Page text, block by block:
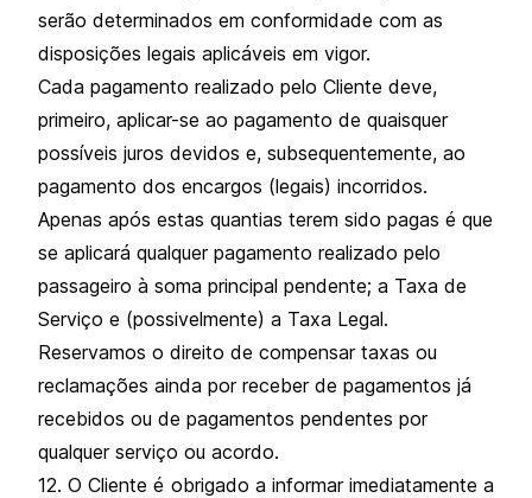
serão determinados em conformidade com as
disposições legais aplicáveis em vigor.
Cada pagamento realizado pelo Cliente deve,
primeiro, aplicar-se ao pagamento de quaisquer
possíveis juros devidos e, subsequentemente, ao
pagamento dos encargos (legais) incorridos.
Apenas após estas quantias terem sido pagas é que
se aplicará qualquer pagamento realizado pelo
passageiro à soma principal pendente; a Taxa de
Serviço e (possivelmente) a Taxa Legal.
Reservamos o direito de compensar taxas ou
reclamações ainda por receber de pagamentos já
recebidos ou de pagamentos pendentes por
qualquer serviço ou acordo.
12. O Cliente é obrigado a informar imediatamente a